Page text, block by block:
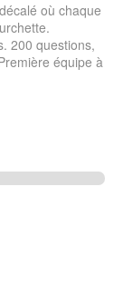
où chaque
200 questions,
équipe à